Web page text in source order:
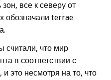
все к северу от
обозначали terrae
считали, что мир
в соответствии с
это несмотря на то, что